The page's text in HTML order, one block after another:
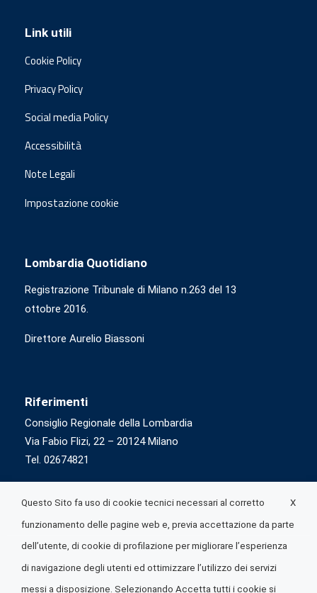
Link utili
Cookie Policy
Privacy Policy
Social media Policy
Accessibilità
Note Legali
Impostazione cookie
Lombardia Quotidiano
Registrazione Tribunale di Milano n.263 del 13
ottobre 2016.
Direttore Aurelio Biassoni
Riferimenti
Consiglio Regionale della Lombardia
Via Fabio Flizi, 22 – 20124 Milano
Tel. 02674821
X
Questo Sito fa uso di cookie tecnici necessari al corretto
funzionamento delle pagine web e, previa accettazione da parte
dell’utente, di cookie di profilazione per migliorare l’esperienza
di navigazione degli utenti ed ottimizzare l’utilizzo dei servizi
messi a disposizione. Selezionando Accetta tutti i cookie si